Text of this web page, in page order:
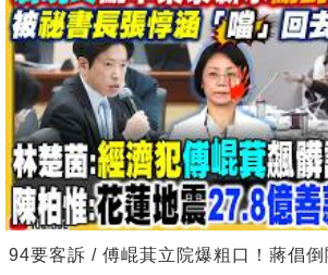
94要客訴 / 傅崐萁立院爆粗口！蔣倡